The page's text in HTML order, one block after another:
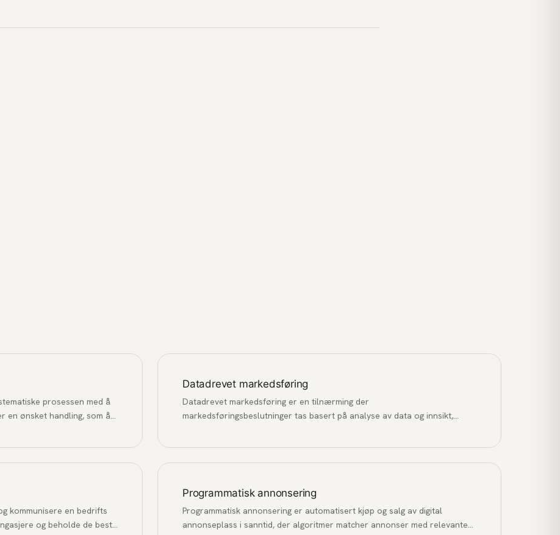
prosessen med å
en ønsket handling, som å
Datadrevet markedsføring
Datadrevet markedsføring er en tilnærming der
markedsføringsbeslutninger tas basert på analyse av data og innsikt,
kommunisere en bedrifts
og beholde de beste
Programmatisk annonsering
Programmatisk annonsering er automatisert kjøp og salg av digital
annonseplass i sanntid, der algoritmer matcher annonser med relevante